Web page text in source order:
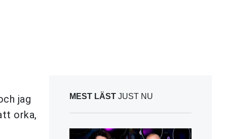
jag
orka,
MEST LÄST JUST NU